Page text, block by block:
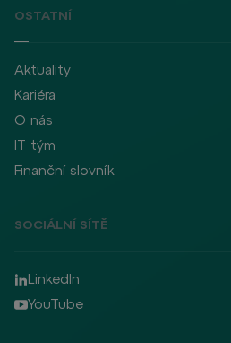
OSTATNÍ
Aktuality
Kariéra
O nás
IT tým
Finanční slovník
SOCIÁLNÍ SÍTĚ
LinkedIn
YouTube